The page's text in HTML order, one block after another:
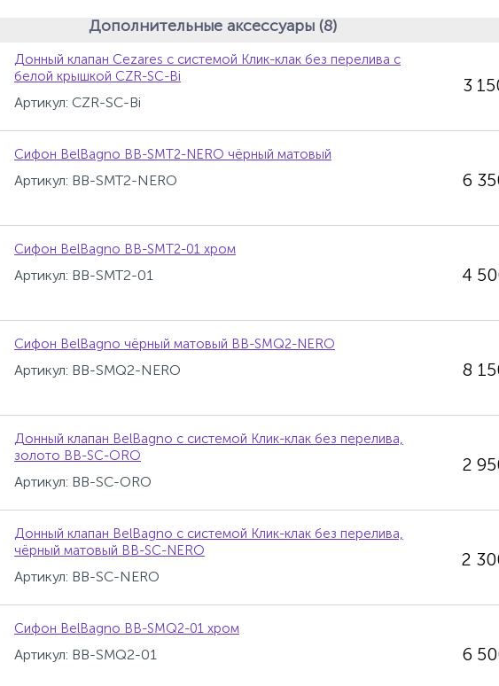
Дополнительные аксессуары (8)
Донный клапан Cezares с системой Клик-клак без перелива с
белой крышкой CZR-SC-Bi
Артикул: CZR-SC-Bi
3
Сифон BelBagno BB-SMT2-NERO чёрный матовый
Артикул: BB-SMT2-NERO 6
Сифон BelBagno BB-SMT2-01 хром
Артикул: BB-SMT2-01 4
Сифон BelBagno чёрный матовый BB-SMQ2-NERO
Артикул: BB-SMQ2-NERO 8
Донный клапан BelBagno с системой Клик-клак без перелива,
золото BB-SC-ORO
Артикул: BB-SC-ORO
2
Донный клапан BelBagno с системой Клик-клак без перелива,
чёрный матовый BB-SC-NERO
Артикул: BB-SC-NERO
2
Сифон BelBagno BB-SMQ2-01 хром
Артикул: BB-SMQ2-01 6